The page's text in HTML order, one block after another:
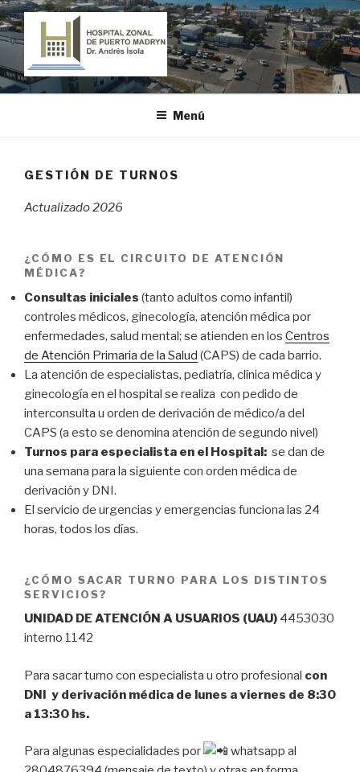
Ir
al
contenido
HOSPITAL ZONAL DE PUERTO
"Dr. Andrés Ísola"
Menú
GESTIÓN DE TURNOS
Actualizado 2026
¿CÓMO ES EL CIRCUITO DE ATENCIÓN
MÉDICA?
Consultas iniciales (tanto adultos como infantil)
controles médicos, ginecología, atención médica por
enfermedades, salud mental; se atienden en los Centros
de Atención Primaria de la Salud (CAPS) de cada barrio.
La atención de especialistas, pediatría, clínica médica y
ginecología en el hospital se realiza con pedido de
interconsulta u orden de derivación de médico/a del
CAPS (a esto se denomina atención de segundo nivel)
Turnos para especialista en el Hospital: se dan de
una semana para la siguiente con orden médica de
derivación y DNI.
El servicio de urgencias y emergencias funciona las 24
horas, todos los días.
¿CÓMO SACAR TURNO PARA LOS DISTINTOS
SERVICIOS?
UNIDAD DE ATENCIÓN A USUARIOS (UAU) 4453030
interno 1142
Para sacar turno con especialista u otro profesional con
DNI y derivación médica de lunes a viernes de 8:30
a 13:30 hs.
Para algunas especialidades por
whatsapp al